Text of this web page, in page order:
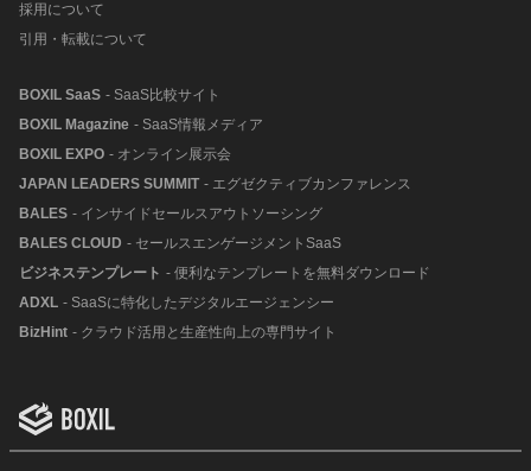
採用について
引用・転載について
BOXIL SaaS - SaaS比較サイト
BOXIL Magazine - SaaS情報メディア
BOXIL EXPO - オンライン展示会
JAPAN LEADERS SUMMIT - エグゼクティブカンファレンス
BALES - インサイドセールスアウトソーシング
BALES CLOUD - セールスエンゲージメントSaaS
ビジネステンプレート - 便利なテンプレートを無料ダウンロード
ADXL - SaaSに特化したデジタルエージェンシー
BizHint - クラウド活用と生産性向上の専門サイト